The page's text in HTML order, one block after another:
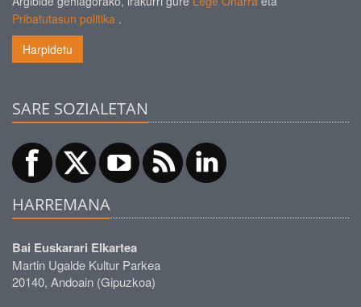
Pribatutasun politika .
Harpidetu
SARE SOZIALETAN
HARREMANA
Bai Euskarari Elkartea
Martin Ugalde Kultur Parkea
20140, Andoain (Gipuzkoa)